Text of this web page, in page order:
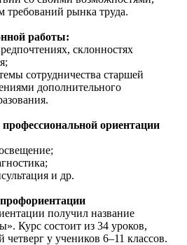
требований рынка труда.
работы:
склонностях
сотрудничества старшей
дополнительного
ориентации
и др.
получил название
Курс состоит из 34 уроков,
у учеников 6–11 классов.